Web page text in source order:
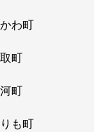
わ町
町
町
も町